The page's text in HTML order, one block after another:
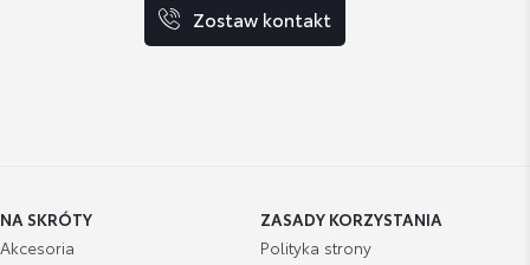
Zostaw kontakt
NA SKRÓTY
Akcesoria
ZASADY KORZYSTANIA
Polityka strony